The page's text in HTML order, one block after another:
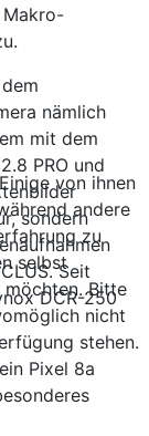
Makro-
nämlich
mit dem
PRO und
sondern
Seit
DCR-250
Pixel 8a
von ihnen
andere
zu
selbst
möchten. Bitte
nicht
stehen.